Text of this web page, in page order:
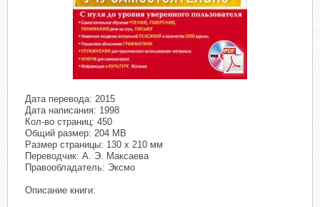
Дата перевода: 2015
Дата написания: 1998
Кол-во страниц: 450
Общий размер: 204 MB
Размер страницы: 130 x 210 мм
Переводчик: А. Э. Максаева
Правообладатель: Эксмо
Описание книги: